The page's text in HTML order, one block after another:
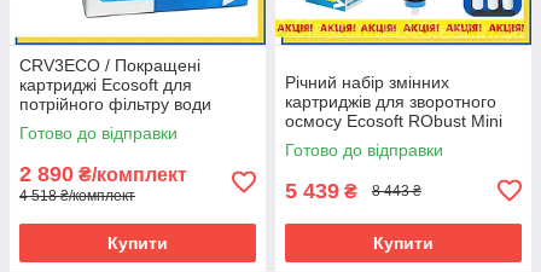
CRV3ECO / Покращені
картриджі Ecosoft для
потрійного фільтру води
(набір: 3 комплекти)
Готово до відправки
2 890 ₴/комплект
4 518 ₴/комплект
Купити
Річний набір змінних
картриджів для зворотного
осмосу Ecosoft RObust Mini
ROBUST1000STD
Готово до відправки
5 439 ₴ 8 443 ₴
Купити